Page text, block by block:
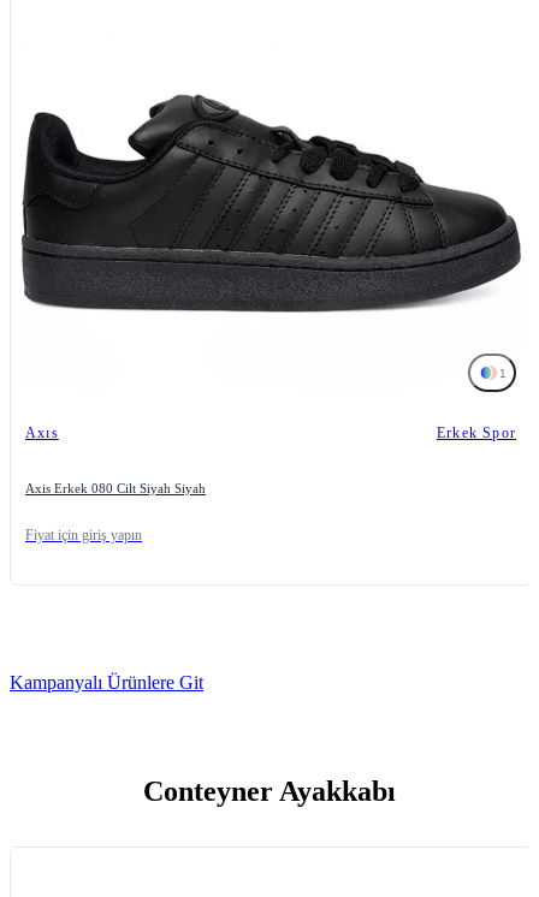
1
Axıs Erkek Spor
Axis Erkek 080 Cilt Siyah Siyah
Fiyat için giriş yapın
Kampanyalı Ürünlere Git
Conteyner Ayakkabı